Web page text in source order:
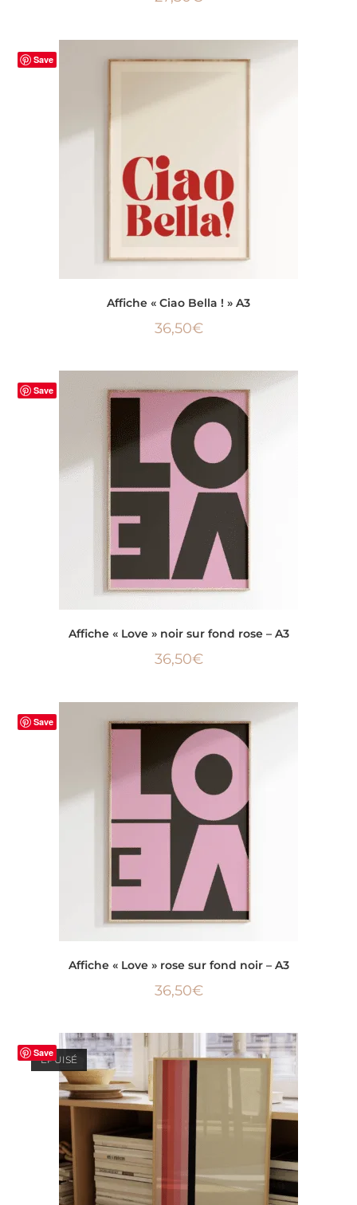
Save
Affiche « Ciao Bella ! » A3
36,50€
Save
Affiche « Love » noir sur fond rose – A3
36,50€
Save
Affiche « Love » rose sur fond noir – A3
36,50€
Save
ÉPUISÉ